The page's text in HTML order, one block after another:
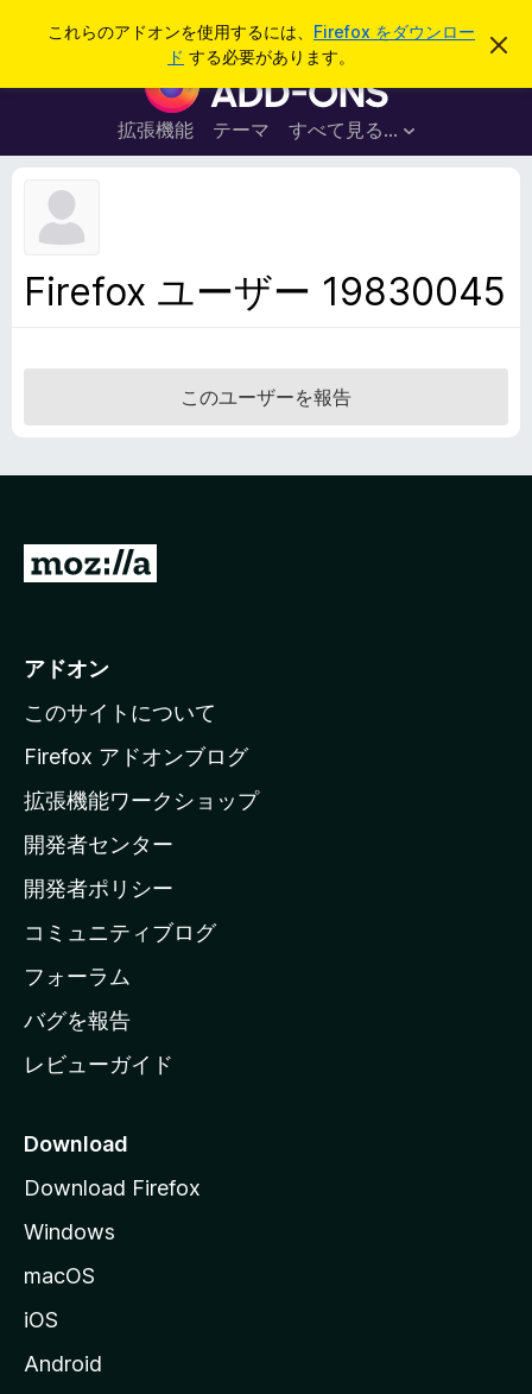
これらのアドオンを使用するには、 Firefox をダウンロー
ド する必要があります。
こ
を
F
i
r
e
ブ
ラ
ー
ア
拡張機能 テーマ すべて見る...
ログイン
Firefox ユーザー 19830045
このユーザーを報告
M
i
l
a
ホ
ー
ム
ー
ジ
へ
アドオン
このサイトについて
Firefox アドオンブログ
拡張機能ワークショップ
開発者センター
開発者ポリシー
コミュニティブログ
フォーラム
バグを報告
レビューガイド
Download
Download Firefox
Windows
macOS
iOS
Android